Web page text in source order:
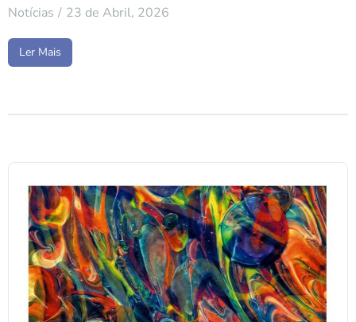
Notícias 23 de Abril, 2026
Ler Mais